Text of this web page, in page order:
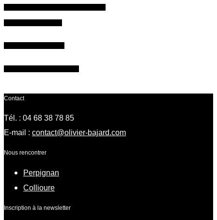
Contact
Tél. : 04 68 38 78 85
E-mail : contact@olivier-bajard.com
Nous rencontrer
Perpignan
Collioure
Inscription à la newsletter